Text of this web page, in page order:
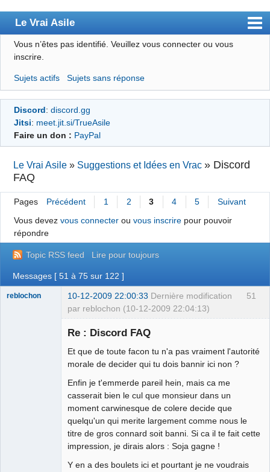
Le Vrai Asile
Accueil
Forum
Membres
Règles
S’inscrire
Connexion
Vous n’êtes pas identifié. Veuillez vous connecter ou vous
inscrire.
Sujets actifs Sujets sans réponse
Discord: discord.gg
Jitsi: meet.jit.si/TrueAsile
Faire un don : PayPal
Le Vrai Asile » Suggestions et Idées en Vrac » Discord
FAQ
Pages Précédent 1 2 3 4 5
Suivant
Vous devez vous connecterou vous inscrirepour pouvoir
répondre
Topic RSS feed Lire pour toujours
Messages [ 51 à 75 sur 122 ]
51
reblochon 10-12-2009 22:00:33 Dernière modification
par reblochon (10-12-2009 22:04:13)
Re : Discord FAQ
Et que de toute facon tu n'a pas vraiment l'autorité
morale de decider qui tu dois bannir ici non ?
Enfin je t'emmerde pareil hein, mais ca me
casserait bien le cul que monsieur dans un
moment carwinesque de colere decide que
quelqu'un qui merite largement comme nous le
titre de gros connard soit banni. Si ca il te fait cette
impression, je dirais alors : Soja gagne !
Y en a des boulets ici et pourtant je ne voudrais